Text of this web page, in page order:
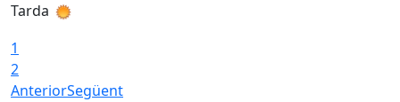
Tarda
1
2
AnteriorSegüent